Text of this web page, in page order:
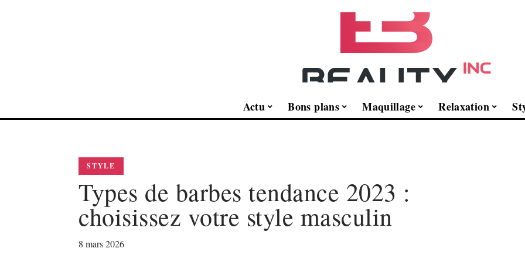
Actu Bons plans Maquillage Relaxation
STYLE
Types de barbes tendance 2023 :
choisissez votre style masculin
8 mars 2026